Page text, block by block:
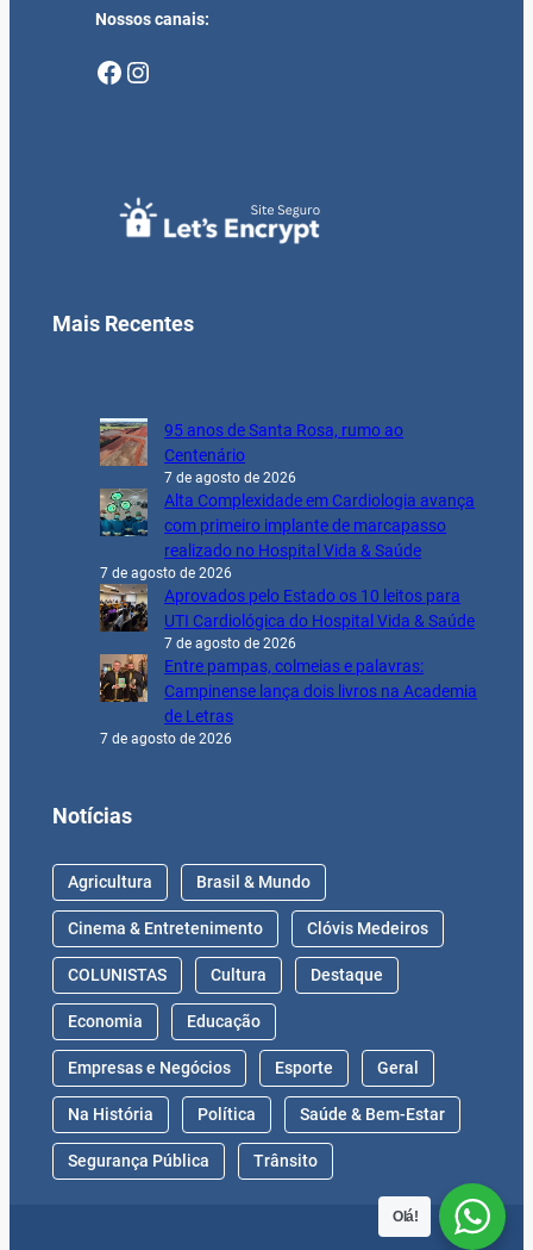
Nossos canais:
Facebook Instagram
Mais Recentes
95 anos de Santa Rosa, rumo ao
Centenário
7 de agosto de 2026
Alta Complexidade em Cardiologia avança
com primeiro implante de marcapasso
realizado no Hospital Vida & Saúde
7 de agosto de 2026
Aprovados pelo Estado os 10 leitos para
UTI Cardiológica do Hospital Vida & Saúde
7 de agosto de 2026
Entre pampas, colmeias e palavras:
Campinense lança dois livros na Academia
de Letras
7 de agosto de 2026
Notícias
Agricultura Brasil & Mundo
Cinema & Entretenimento Clóvis Medeiros
COLUNISTAS Cultura Destaque
Economia Educação
Empresas e Negócios Esporte Geral
Na História Política Saúde & Bem-Estar
Segurança Pública Trânsito
Olá!